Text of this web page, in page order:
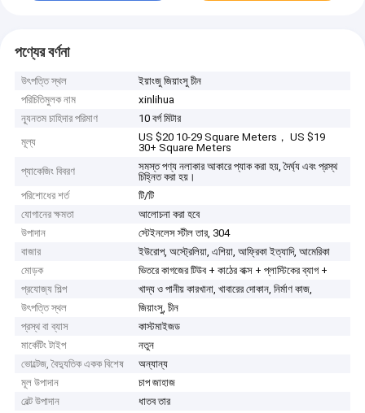
পণ্যের বর্ণনা
উৎপত্তি স্থল
ইয়াংজু জিয়াংসু চীন
পরিচিতিমুলক নাম
xinlihua
ন্যূনতম চাহিদার পরিমাণ
10 বর্গ মিটার
মূল্য
US $20 10-29 Square Meters， US $19
30+ Square Meters
প্যাকেজিং বিবরণ
সমস্ত পণ্য নলাকার আকারে প্যাক করা হয়, দৈর্ঘ্য এবং প্রস্থ
চিহ্নিত করা হয়।
পরিশোধের শর্ত
টি/টি
যোগানের ক্ষমতা
আলোচনা করা হবে
উপাদান
স্টেইনলেস স্টীল তার, 304
বাজার
ইউরোপ, অস্ট্রেলিয়া, এশিয়া, আফ্রিকা ইত্যাদি, আমেরিকা
মোড়ক
ভিতরে কাগজের টিউব + কাঠের বাক্স + প্লাস্টিকের ব্যাগ +
প্রযোজ্য শিল্প
খাদ্য ও পানীয় কারখানা, খাবারের দোকান, নির্মাণ কাজ,
উৎপত্তি স্থল
জিয়াংসু, চীন
প্রস্থ বা ব্যাস
কাস্টমাইজড
মার্কেটিং টাইপ
নতুন
ভোল্টেজ, বৈদ্যুতিক একক বিশেষ
অন্যান্য
মূল উপাদান
চাপ জাহাজ
বেল্ট উপাদান
ধাতব তার